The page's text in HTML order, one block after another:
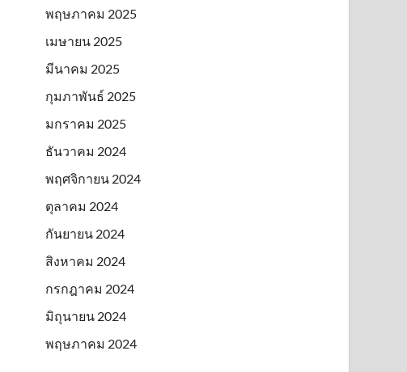
พฤษภาคม 2025
เมษายน 2025
มีนาคม 2025
กุมภาพันธ์ 2025
มกราคม 2025
ธันวาคม 2024
พฤศจิกายน 2024
ตุลาคม 2024
กันยายน 2024
สิงหาคม 2024
กรกฎาคม 2024
มิถุนายน 2024
พฤษภาคม 2024